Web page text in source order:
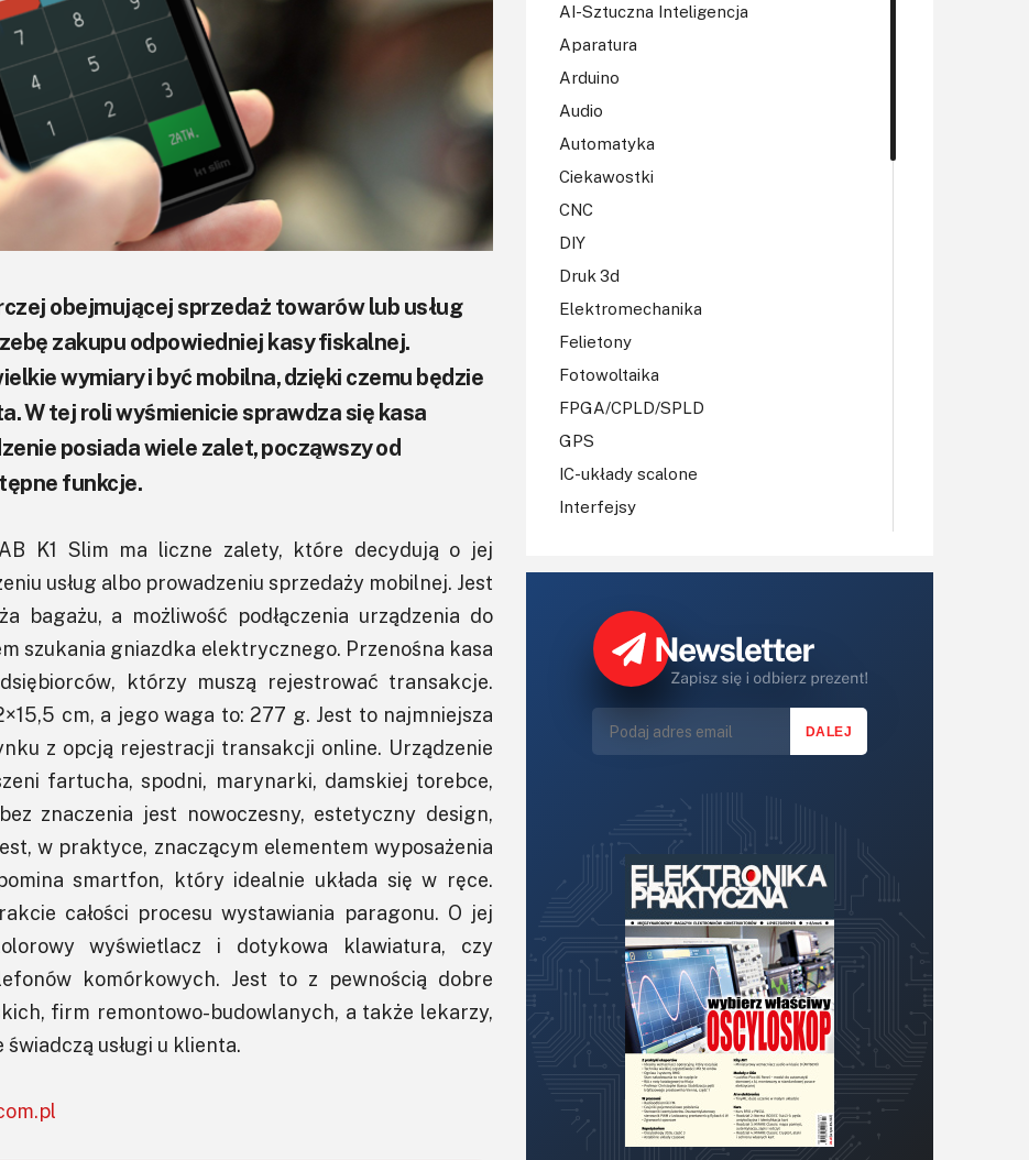
obejmującej sprzedaż towarów lub usług
zakupu odpowiedniej kasy fiskalnej.
wymiary i być mobilna, dzięki czemu będzie
W tej roli wyśmienicie sprawdza się kasa
posiada wiele zalet, począwszy od
funkcje.
K1 Slim ma liczne zalety, które decydują o jej
usług albo prowadzeniu sprzedaży mobilnej. Jest
bagażu, a możliwość podłączenia urządzenia do
szukania gniazdka elektrycznego. Przenośna kasa
którzy muszą rejestrować transakcje.
cm, a jego waga to: 277 g. Jest to najmniejsza
z opcją rejestracji transakcji online. Urządzenie
fartucha, spodni, marynarki, damskiej torebce,
znaczenia jest nowoczesny, estetyczny design,
w praktyce, znaczącym elementem wyposażenia
smartfon, który idealnie układa się w ręce.
całości procesu wystawiania paragonu. O jej
wyświetlacz i dotykowa klawiatura, czy
komórkowych. Jest to z pewnością dobre
firm remontowo-budowlanych, a także lekarzy,
usługi u klienta.
AI-Sztuczna Inteligencja
Aparatura
Arduino
Audio
Automatyka
Ciekawostki
CNC
DIY
Druk 3d
Elektromechanika
Felietony
Fotowoltaika
FPGA/CPLD/SPLD
GPS
IC-układy scalone
Interfejsy
Koła Naukowe
Książki
Lasery
LED/LCD/OLED
Mechatronika
Narzędzia
Optoelektronika
PCB/Montaż
Podstawy elektroniki
Podzespoły bierne
Półprzewodniki
Pomiary i testy
Projektowanie
Raspberry Pi